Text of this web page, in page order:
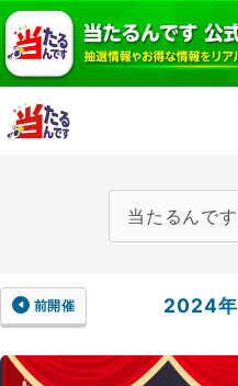
前開催 2024